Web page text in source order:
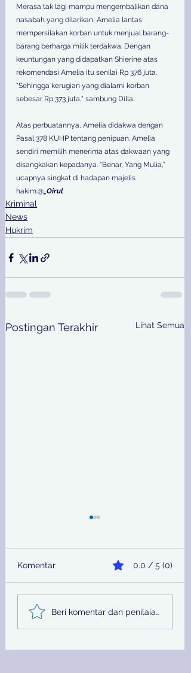
Merasa tak lagi mampu mengembalikan dana
nasabah yang dilarikan, Amelia lantas
mempersilakan korban untuk menjual barang-
barang berharga milik terdakwa. Dengan
keuntungan yang didapatkan Shierine atas
rekomendasi Amelia itu senilai Rp 376 juta.
”Sehingga kerugian yang dialami korban
sebesar Rp 373 juta,” sambung Dilla.
Atas perbuatannya, Amelia didakwa dengan
Pasal 378 KUHP tentang penipuan. Amelia
sendiri memilih menerima atas dakwaan yang
disangkakan kepadanya. ”Benar, Yang Mulia,”
ucapnya singkat di hadapan majelis
hakim.@ _Oirul
Kriminal
News
Hukrim
Postingan Terakhir Lihat Semua
Sinergi Bea Cukai dan
Satgaspam Lanudal
Juanda Gagalkan
Komentar 0.0 / 5 (0)
Beri komentar dan penilaian...